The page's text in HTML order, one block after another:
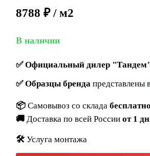
8788 ₽ / м2
В наличии
✅Официальный дилер
✅Образцы брендапредставлены
📦 Самовывоз со склада бесплатно
🚚 Доставка по всей России от 1
🛠️ Услуга монтажа